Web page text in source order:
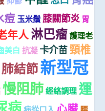
痘 玉米鬚 膝關節炎 胃
年人淋巴瘤 護理老
美白 抗凝 卡介苗頸椎
肺結節新型冠
慢阻肺 經絡調理 運
病